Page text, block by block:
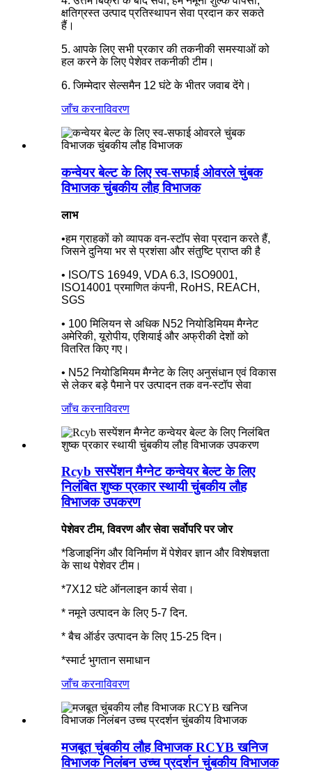
क्षतिग्रस्त उत्पाद प्रतिस्थापन सेवा प्रदान कर सकते
हैं।
5. आपके लिए सभी प्रकार की तकनीकी समस्याओं को
हल करने के लिए पेशेवर तकनीकी टीम।
6. जिम्मेदार सेल्समैन 12 घंटे के भीतर जवाब देंगे।
जाँच करनाविवरण
कन्वेयर बेल्ट के लिए स्व-सफाई ओवरले चुंबक
विभाजक चुंबकीय लौह विभाजक
लाभ
•हम ग्राहकों को व्यापक वन-स्टॉप सेवा प्रदान करते हैं,
जिसने दुनिया भर से प्रशंसा और संतुष्टि प्राप्त की है
• ISO/TS 16949, VDA 6.3, ISO9001,
ISO14001 प्रमाणित कंपनी, RoHS, REACH,
SGS
• 100 मिलियन से अधिक N52 नियोडिमियम मैग्नेट
अमेरिकी, यूरोपीय, एशियाई और अफ्रीकी देशों को
वितरित किए गए।
• N52 नियोडिमियम मैग्नेट के लिए अनुसंधान एवं विकास
से लेकर बड़े पैमाने पर उत्पादन तक वन-स्टॉप सेवा
जाँच करनाविवरण
Rcyb सस्पेंशन मैग्नेट कन्वेयर बेल्ट के लिए
निलंबित शुष्क प्रकार स्थायी चुंबकीय लौह
विभाजक उपकरण
पेशेवर टीम, विवरण और सेवा सर्वोपरि पर जोर
*डिजाइनिंग और विनिर्माण में पेशेवर ज्ञान और विशेषज्ञता
के साथ पेशेवर टीम।
*7X12 घंटे ऑनलाइन कार्य सेवा।
* नमूने उत्पादन के लिए 5-7 दिन.
* बैच ऑर्डर उत्पादन के लिए 15-25 दिन।
*स्मार्ट भुगतान समाधान
जाँच करनाविवरण
मजबूत चुंबकीय लौह विभाजक RCYB खनिज
विभाजक निलंबन उच्च प्रदर्शन चुंबकीय विभाजक